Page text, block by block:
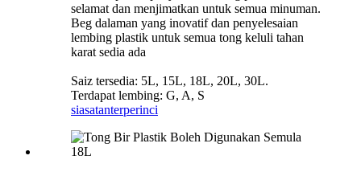
selamat dan menjimatkan untuk semua minuman.
Beg dalaman yang inovatif dan penyelesaian
lembing plastik untuk semua tong keluli tahan
karat sedia ada
Saiz tersedia: 5L, 15L, 18L, 20L, 30L.
Terdapat lembing: G, A, S
siasatanterperinci